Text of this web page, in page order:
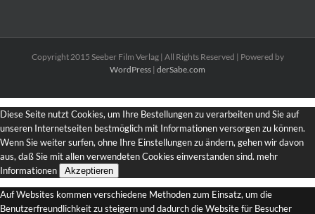
Copyright 2015 Seeber Film Verlag | All Rights Reserved | Powered by
WordPress | derSabe.com
Diese Seite nutzt Cookies, um Ihre Bestellungen zu verarbeiten und Sie auf
unseren Internetseiten bestmöglich mit Informationen versorgen zu können.
Wenn Sie weiter surfen, ohne Ihre Einstellungen zu ändern, gehen wir davon
aus, daß Sie mit allen verwendeten Cookies einverstanden sind. mehr
Informationen
Akzeptieren
Auf Websites kommen verschiedene Methoden zum Einsatz, um die
Benutzerfreundlichkeit zu steigern und dadurch die Website für Besucher